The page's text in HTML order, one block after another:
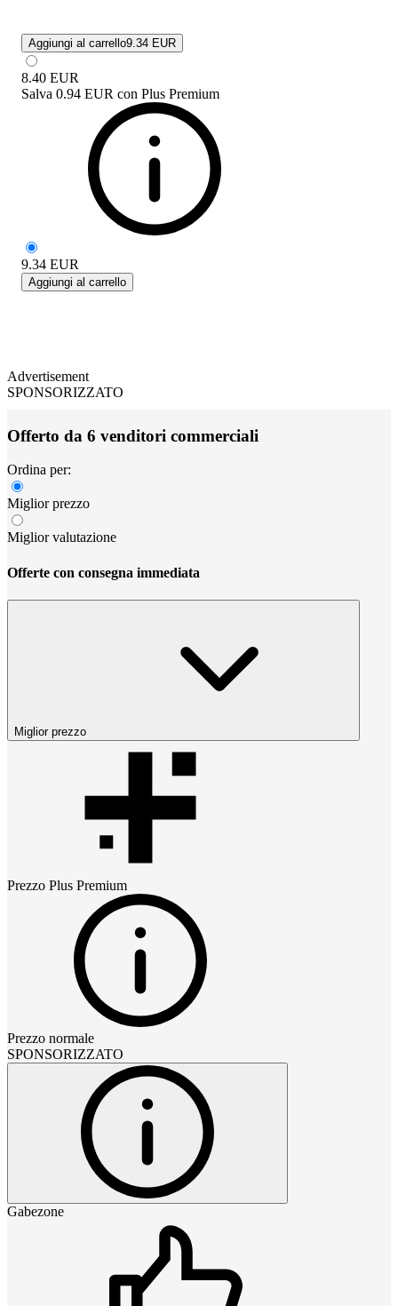
Aggiungi al carrello9.34 EUR
8.40 EUR
Salva 0.94 EUR con Plus Premium
9.34 EUR
Aggiungi al carrello
Advertisement
SPONSORIZZATO
Offerto da 6 venditori commerciali
Ordina per:
Miglior prezzo
Miglior valutazione
Offerte con consegna immediata
Miglior prezzo
Prezzo Plus Premium
Prezzo normale
SPONSORIZZATO
Gabezone